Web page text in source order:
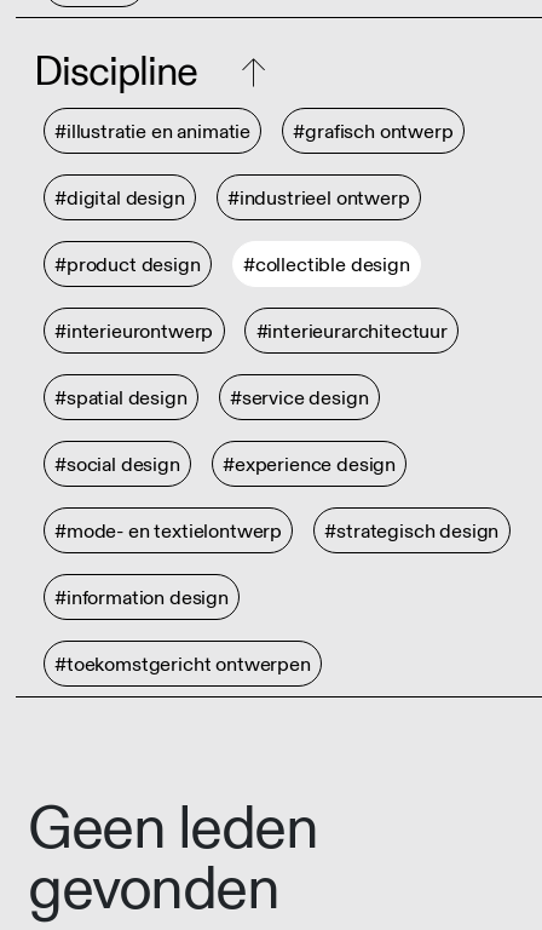
Discipline
#illustratie en animatie #grafisch ontwerp
#digital design #industrieel ontwerp
#product design #collectible design
#interieurontwerp #interieurarchitectuur
#spatial design #service design
#social design #experience design
#mode- en textielontwerp #strategisch design
#information design
#toekomstgericht ontwerpen
Geen leden
gevonden